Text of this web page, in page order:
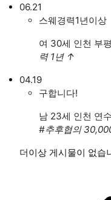
06.21
스웨경력1년이상
여 30세 인천 부
력 1년 ↑
04.19
구합니다!
남 23세 인천 연
#추후협의
더이상 게시물이 없습